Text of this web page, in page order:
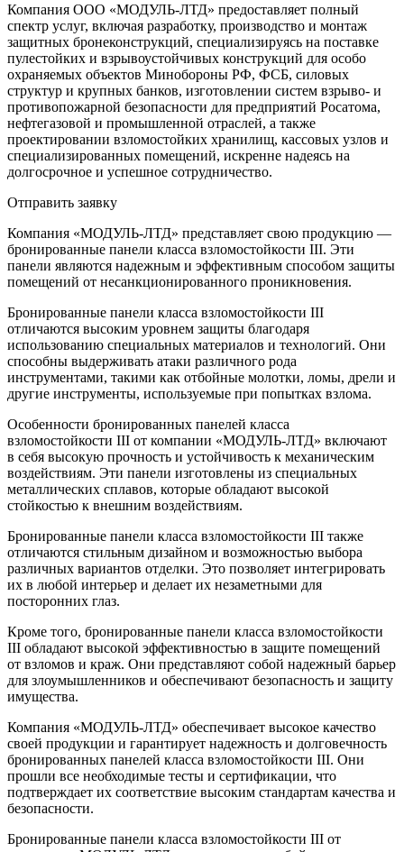
Компания ООО «МОДУЛЬ-ЛТД» предоставляет полный
спектр услуг, включая разработку, производство и монтаж
защитных бронеконструкций, специализируясь на поставке
пулестойких и взрывоустойчивых конструкций для особо
охраняемых объектов Минобороны РФ, ФСБ, силовых
структур и крупных банков, изготовлении систем взрыво- и
противопожарной безопасности для предприятий Росатома,
нефтегазовой и промышленной отраслей, а также
проектировании взломостойких хранилищ, кассовых узлов и
специализированных помещений, искренне надеясь на
долгосрочное и успешное сотрудничество.
Отправить заявку
Компания «МОДУЛЬ-ЛТД» представляет свою продукцию —
бронированные панели класса взломостойкости III. Эти
панели являются надежным и эффективным способом защиты
помещений от несанкционированного проникновения.
Бронированные панели класса взломостойкости III
отличаются высоким уровнем защиты благодаря
использованию специальных материалов и технологий. Они
способны выдерживать атаки различного рода
инструментами, такими как отбойные молотки, ломы, дрели и
другие инструменты, используемые при попытках взлома.
Особенности бронированных панелей класса
взломостойкости III от компании «МОДУЛЬ-ЛТД» включают
в себя высокую прочность и устойчивость к механическим
воздействиям. Эти панели изготовлены из специальных
металлических сплавов, которые обладают высокой
стойкостью к внешним воздействиям.
Бронированные панели класса взломостойкости III также
отличаются стильным дизайном и возможностью выбора
различных вариантов отделки. Это позволяет интегрировать
их в любой интерьер и делает их незаметными для
посторонних глаз.
Кроме того, бронированные панели класса взломостойкости
III обладают высокой эффективностью в защите помещений
от взломов и краж. Они представляют собой надежный барьер
для злоумышленников и обеспечивают безопасность и защиту
имущества.
Компания «МОДУЛЬ-ЛТД» обеспечивает высокое качество
своей продукции и гарантирует надежность и долговечность
бронированных панелей класса взломостойкости III. Они
прошли все необходимые тесты и сертификации, что
подтверждает их соответствие высоким стандартам качества и
безопасности.
Бронированные панели класса взломостойкости III от